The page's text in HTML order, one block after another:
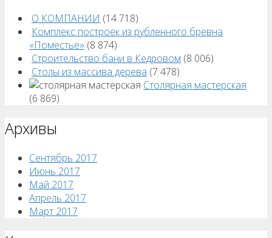
О КОМПАНИИ (14 718)
Комплекс построек из рубленного бревна
«Поместье» (8 874)
Строительство бани в Кедровом (8 006)
Столы из массива дерева (7 478)
Столярная мастерская
(6 869)
Архивы
Сентябрь 2017
Июнь 2017
Май 2017
Апрель 2017
Март 2017